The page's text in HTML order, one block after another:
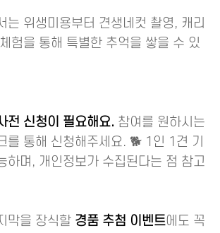
는 위생미용부터 견생네컷 촬영, 캐리
험을 통해 특별한 추억을 쌓을 수 있
전 신청이 필요해요. 참여를 원하시는
를 통해 신청해주세요. 🐕 1인 1견 기
하며, 개인정보가 수집된다는 점 참고
막을 장식할 경품 추첨 이벤트에도 꼭